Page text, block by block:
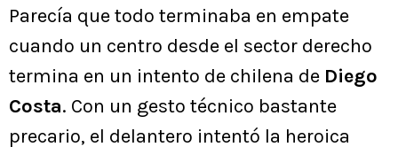
Parecía que todo terminaba en empate
cuando un centro desde el sector derecho
termina en un intento de chilena de Diego
Costa. Con un gesto técnico bastante
precario, el delantero intentó la heroica